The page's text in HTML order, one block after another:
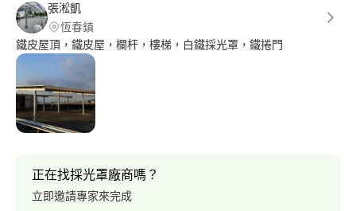
張淞凱
恆春鎮
鐵皮屋頂，鐵皮屋，欄杆，樓梯，白鐵採光罩，鐵捲門
正在找採光罩廠商嗎？
立即邀請專家來完成